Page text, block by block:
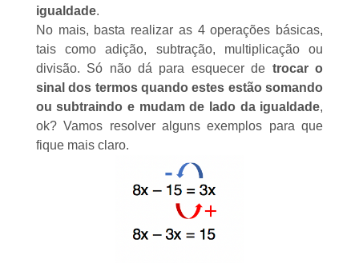
igualdade.
No mais, basta realizar as 4 operações básicas,
tais como adição, subtração, multiplicação ou
divisão. Só não dá para esquecer de trocar o
sinal dos termos quando estes estão somando
ou subtraindo e mudam de lado da igualdade,
ok? Vamos resolver alguns exemplos para que
fique mais claro.